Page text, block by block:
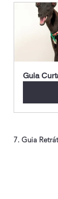
Guia
7. Guia